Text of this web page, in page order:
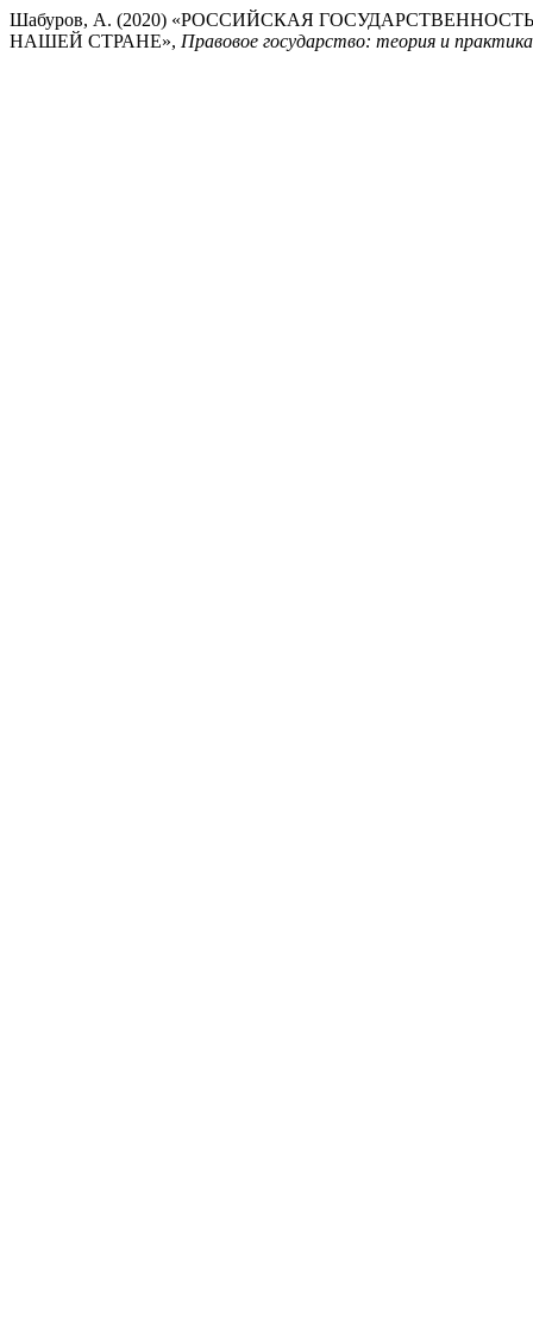
Шабуров, А. (2020) «РОССИЙСКАЯ
НАШЕЙ СТРАНЕ», Правовое государство: теория и практика